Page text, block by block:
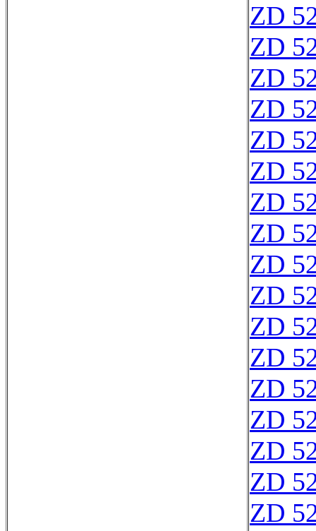
ZD
ZD
ZD
ZD
ZD
ZD
ZD
ZD
ZD
ZD
ZD
ZD
ZD
ZD
ZD
ZD
ZD